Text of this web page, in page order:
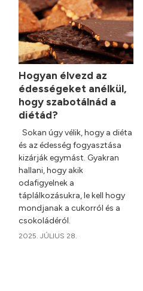
Hogyan élvezd az
édességeket anélkül,
hogy szabotálnád a
diétád?
Sokan úgy vélik, hogy a diéta
és az édesség fogyasztása
kizárják egymást. Gyakran
hallani, hogy akik
odafigyelnek a
táplálkozásukra, le kell hogy
mondjanak a cukorról és a
csokoládéról.
2025. JÚLIUS 28.